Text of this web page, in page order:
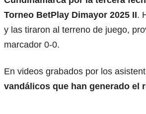
Torneo BetPlay Dimayor 2025 II.
y las tiraron al terreno de juego,
marcador 0-0.
En videos grabados por los
vandálicos que han generado el